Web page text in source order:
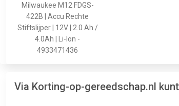
Milwaukee M12 FDGS-
422B | Accu Rechte
Stiftslijper | 12V | 2.0 Ah /
4.0Ah | Li-Ion -
4933471436
Via Korting-op-gereedschap.nl